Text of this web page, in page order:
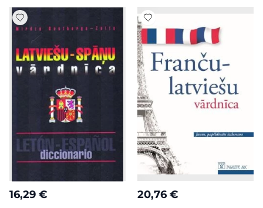
16,29 € 20,76 €